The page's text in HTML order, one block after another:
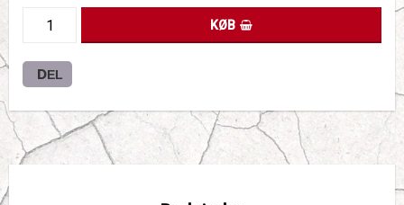
KØB
DEL